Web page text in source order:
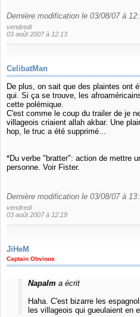
Dernière modification le 03/08/07 à
vendredi
03 août 2007 à 12:13
CelibatMan
De plus, on sait que des plaintes ont
qui. Si ça se trouve, les
cette polémique.
C'est comme le coup du trailer de je
villageois criaient allah akbar. Une
hop, le truc a été supprimé...
*Du verbe "bratter": action de mettre
personne. Voir Fister.
Dernière modification le 03/08/07 à
vendredi
03 août 2007 à 12:19
JiHeM
Captain Obvious
Napalm a écrit
Haha. C'est bizarre les
les villageois qui gueulaient en